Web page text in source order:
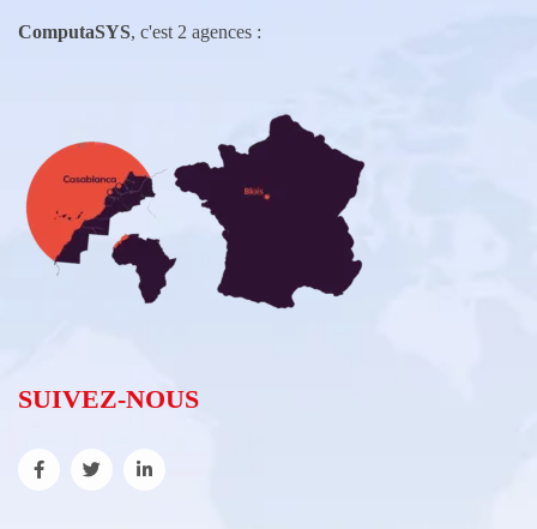
ComputaSYS, c'est 2 agences :
SUIVEZ-NOUS